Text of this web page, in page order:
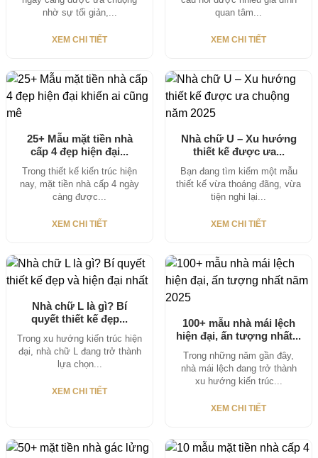
nhờ sự tối giản,...
XEM CHI TIẾT
quan tâm...
XEM CHI TIẾT
25+ Mẫu mặt tiền nhà
cấp 4 đẹp hiện đại...
Trong thiết kế kiến trúc hiện
nay, mặt tiền nhà cấp 4 ngày
càng được...
XEM CHI TIẾT
Nhà chữ U – Xu hướng
thiết kế được ưa...
Bạn đang tìm kiếm một mẫu
thiết kế vừa thoáng đãng, vừa
tiện nghi lại...
XEM CHI TIẾT
Nhà chữ L là gì? Bí
quyết thiết kế đẹp...
Trong xu hướng kiến trúc hiện
đại, nhà chữ L đang trở thành
lựa chọn...
XEM CHI TIẾT
100+ mẫu nhà mái lệch
hiện đại, ấn tượng nhất...
Trong những năm gần đây,
nhà mái lệch đang trở thành
xu hướng kiến trúc...
XEM CHI TIẾT